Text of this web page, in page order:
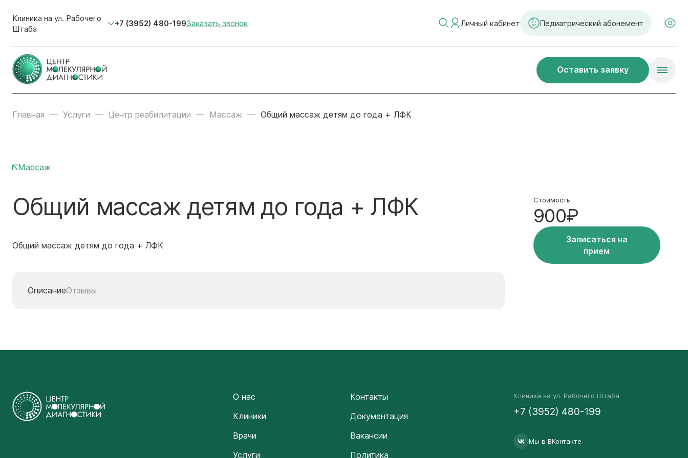
Клиника на ул. Рабочего
Штаба
+7 (3952) 480-199Заказать звонок Личный кабинет Педиатрический абонемент
Оставить заявку
Главная Услуги Центр реабилитации Массаж Общий массаж детям до года + ЛФК
Массаж
Общий массаж детям до года + ЛФК
Общий массаж детям до года + ЛФК
ОписаниеОтзывы
Стоимость
900₽
Записаться на
прием
О нас
Клиники
Врачи
Услуги
Контакты
Документация
Вакансии
Политика
Клиника на ул. Рабочего Штаба
+7 (3952) 480-199
Мы в ВКонтакте